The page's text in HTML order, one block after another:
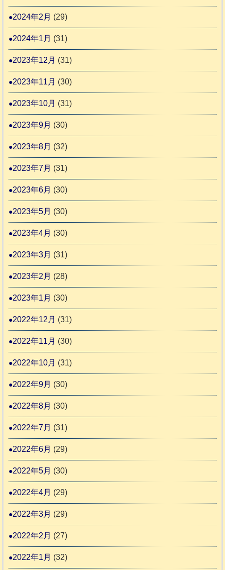
2024年2月 (29)
2024年1月 (31)
2023年12月 (31)
2023年11月 (30)
2023年10月 (31)
2023年9月 (30)
2023年8月 (32)
2023年7月 (31)
2023年6月 (30)
2023年5月 (30)
2023年4月 (30)
2023年3月 (31)
2023年2月 (28)
2023年1月 (30)
2022年12月 (31)
2022年11月 (30)
2022年10月 (31)
2022年9月 (30)
2022年8月 (30)
2022年7月 (31)
2022年6月 (29)
2022年5月 (30)
2022年4月 (29)
2022年3月 (29)
2022年2月 (27)
2022年1月 (32)